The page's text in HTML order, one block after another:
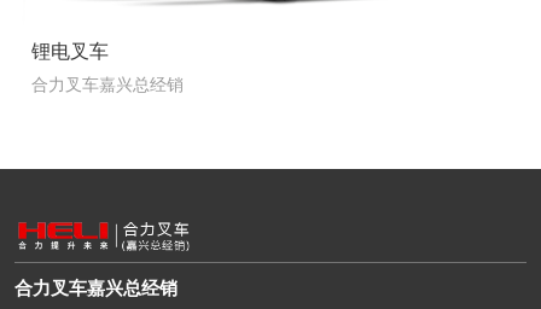
锂电叉车
合力叉车嘉兴总经销
合力叉车嘉兴总经销